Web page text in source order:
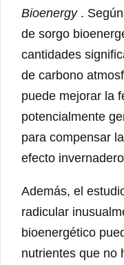
Bioenergy. Según
de sorgo
cantidades
de carbono
puede mejorar la
potencialmente
para compensar
efecto
Además, el
radicular
bioenergético
nutrientes que no